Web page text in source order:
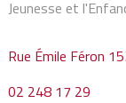
Jeunesse et
Rue Émile Féron
02 248 17 29